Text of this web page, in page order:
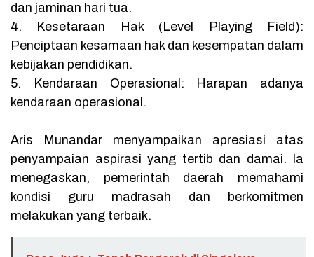
dan jaminan hari tua.
‎4. Kesetaraan Hak (Level Playing Field):
Penciptaan kesamaan hak dan kesempatan dalam
kebijakan pendidikan.
‎5. Kendaraan Operasional: Harapan adanya
kendaraan operasional.
‎Aris Munandar menyampaikan apresiasi atas
penyampaian aspirasi yang tertib dan damai. Ia
menegaskan, pemerintah daerah memahami
kondisi guru madrasah dan berkomitmen
melakukan yang terbaik.